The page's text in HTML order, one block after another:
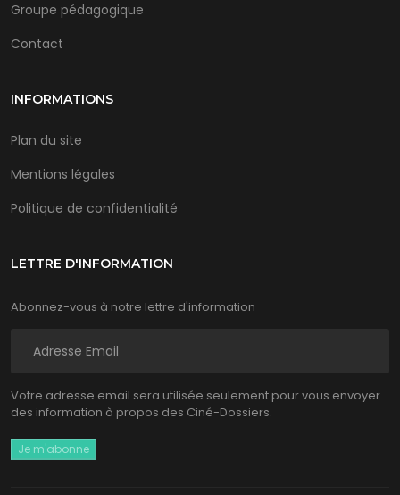
Groupe pédagogique
Contact
INFORMATIONS
Plan du site
Mentions légales
Politique de confidentialité
LETTRE D'INFORMATION
Abonnez-vous à notre lettre d'information
Votre adresse email sera utilisée seulement pour vous envoyer
des information à propos des Ciné-Dossiers.